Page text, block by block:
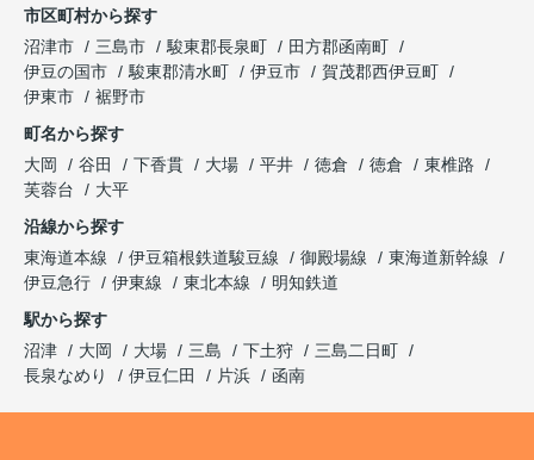
市区町村から探す
沼津市
三島市 駿東郡長泉町
田方郡函南町
伊豆の国市
駿東郡清水町 伊豆市
賀茂郡西伊豆町
伊東市
裾野市
町名から探す
大岡
谷田 下香貫 大場 平井 徳倉 徳倉
東椎路
芙蓉台
大平
沿線から探す
東海道本線
伊豆箱根鉄道駿豆線 御殿場線
東海道新幹線
伊豆急行
伊東線 東北本線
明知鉄道
駅から探す
沼津
大岡 大場 三島 下土狩
三島二日町
長泉なめり
伊豆仁田 片浜 函南